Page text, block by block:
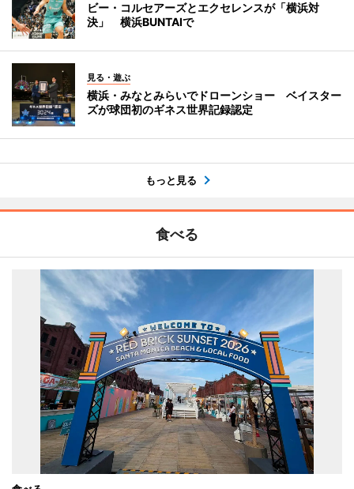
ビー・コルセアーズとエクセレンスが「横浜対
決」 横浜BUNTAIで
見る・遊ぶ
横浜・みなとみらいでドローンショー ベイスター
ズが球団初のギネス世界記録認定
もっと見る
食べる